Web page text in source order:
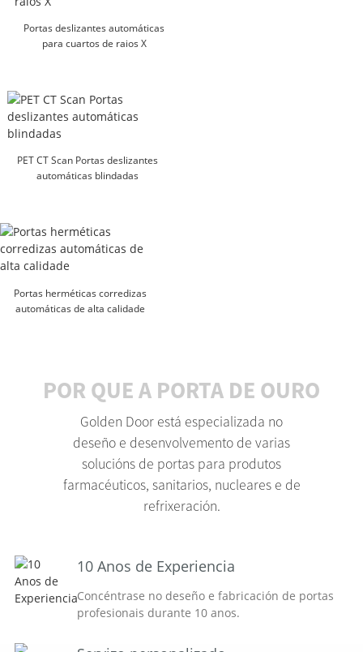
Portas deslizantes automáticas
para cuartos de raios X
PET CT Scan Portas deslizantes
automáticas blindadas
Portas herméticas corredizas
automáticas de alta calidade
POR QUE A PORTA DE OURO
Golden Door está especializada no
deseño e desenvolvemento de varias
solucións de portas para produtos
farmacéuticos, sanitarios, nucleares e de
refrixeración.
10 Anos de Experiencia
Concéntrase no deseño e fabricación de portas
profesionais durante 10 anos.